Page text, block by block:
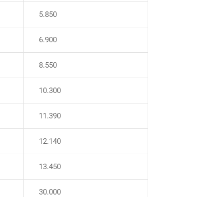
5.850
6.900
8.550
10.300
11.390
12.140
13.450
30.000